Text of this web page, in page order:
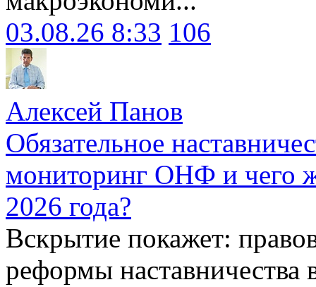
03.08.26 8:33 106
Алексей Панов
Обязательное
мониторинг ОНФ и чего
2026 года?
Вскрытие покажет:
реформы наставничества